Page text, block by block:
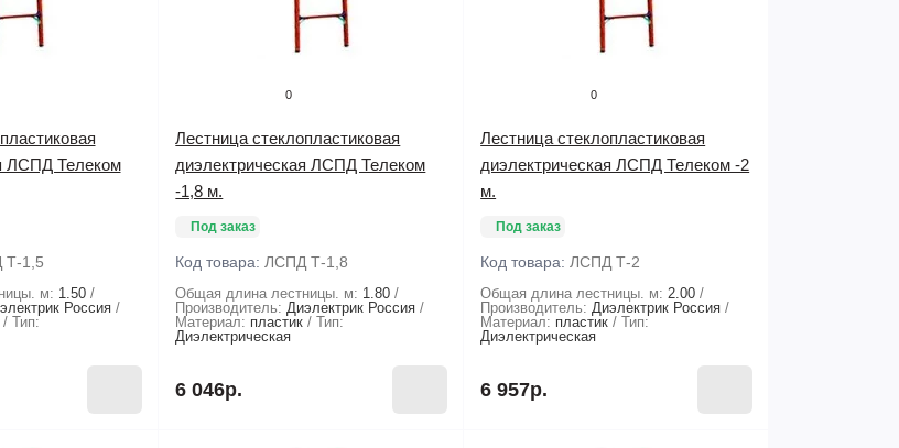
ЛСПД Телеком
Т-1,5
м: 1.50
Россия
Тип:
0
Лестница стеклопластиковая
диэлектрическая ЛСПД Телеком
-1,8 м.
Под заказ
Код товара: ЛСПД Т-1,8
Общая длина лестницы. м: 1.80
Производитель: Диэлектрик Россия
Материал: пластик
Тип:
Диэлектрическая
6 046р.
0
Лестница стеклопластиковая
диэлектрическая ЛСПД Телеком -2
м.
Под заказ
Код товара: ЛСПД Т-2
Общая длина лестницы. м: 2.00
Производитель: Диэлектрик Россия
Материал: пластик
Тип:
Диэлектрическая
6 957р.